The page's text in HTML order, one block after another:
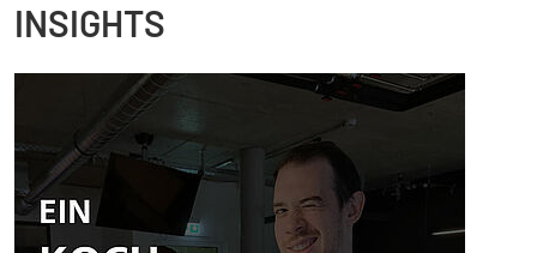
INSIGHTS